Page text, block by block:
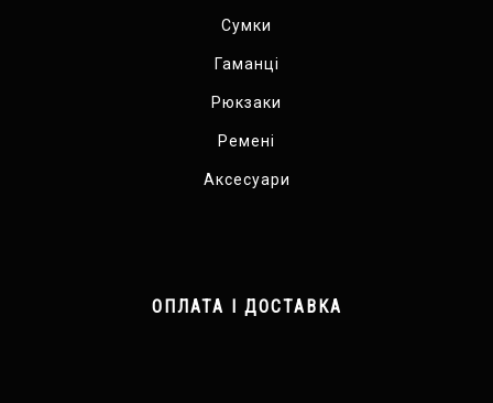
Сумки
Гаманці
Рюкзаки
Ремені
Аксесуари
ОПЛАТА І ДОСТАВКА